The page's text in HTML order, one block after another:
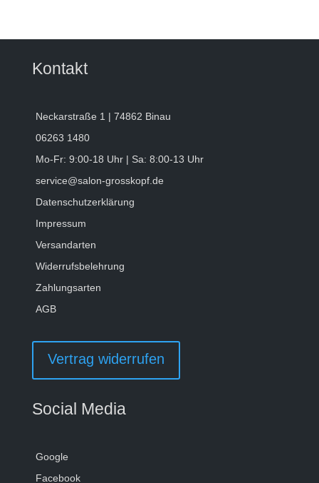
Kontakt
Neckarstraße 1 | 74862 Binau
06263 1480
Mo-Fr: 9:00-18 Uhr | Sa: 8:00-13 Uhr
service@salon-grosskopf.de
Datenschutzerklärung
Impressum
Versandarten
Widerrufsbelehrung
Zahlungsarten
AGB
Vertrag widerrufen
Social Media
Google
Facebook